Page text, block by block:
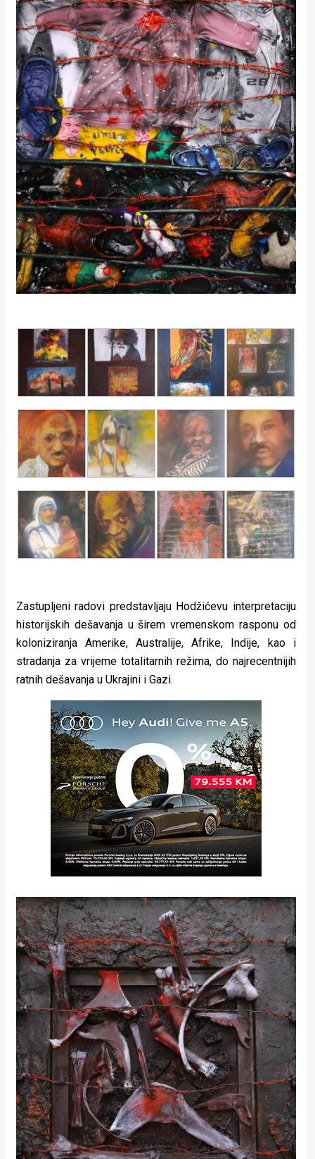
Magazin
Zastupljeni radovi predstavljaju Hodžićevu interpretaciju
historijskih dešavanja u širem vremenskom rasponu od
koloniziranja Amerike, Australije, Afrike, Indije, kao i
stradanja za vrijeme totalitarnih režima, do najrecentnijih
ratnih dešavanja u Ukrajini i Gazi.